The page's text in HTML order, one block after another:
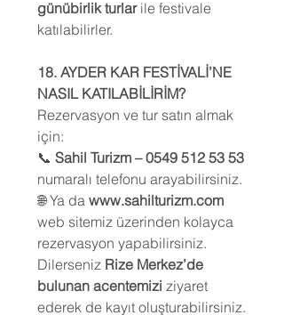
günübirlik turlarile festivale
katılabilirler.
18. AYDER KAR FESTİVALİ’NE
NASIL KATILABİLİRİM?
Rezervasyon ve tur satın almak
için:
📞 Sahil Turizm – 0549 512 53 53
numaralı telefonu arayabilirsiniz.
🌐 Ya da www.sahilturizm.com
web sitemiz üzerinden kolayca
rezervasyon yapabilirsiniz.
Dilerseniz Rize Merkez’de
bulunan acentemizi ziyaret
ederek de kayıt oluşturabilirsiniz.